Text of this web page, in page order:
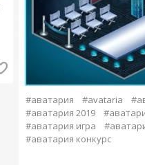
#аватария #avataria
#аватария 2019
#аватария игра
#аватария конкурс